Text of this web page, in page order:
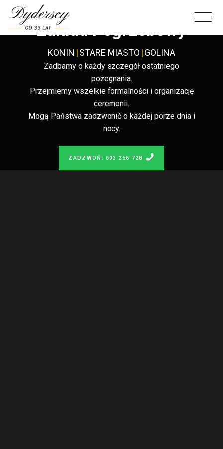
Całodobowy
Zakład Pogrzebowy
KONIN |STARE MIASTO |GOLINA
Zadbamy o każdy szczegół ostatniego
pożegnania.
Przejmiemy wszelkie formalności i organizację
ceremonii.
Mogą Państwa zadzwonić o każdej porze dnia i
nocy.
ZADZWOŃ: 603 256 728